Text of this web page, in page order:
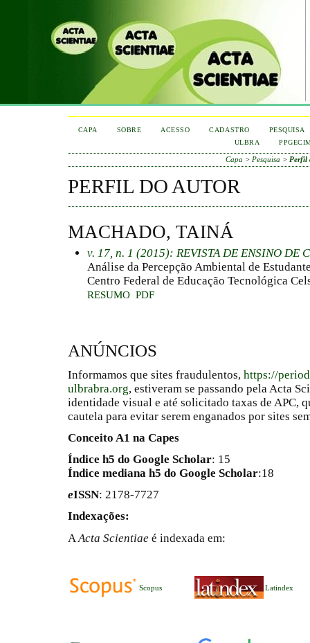
CAPA SOBRE ACESSO CADASTRO
PESQUISA
ULBRA
Capa > Pesquisa > Perfil
PERFIL DO AUTOR
MACHADO, TAINÁ
v. 17, n. 1 (2015): REVISTA DE ENSINO DE
Análise da Percepção Ambiental de
Centro Federal de Educação Tecnológica
RESUMO PDF
ANÚNCIOS
Informamos que sites fraudulentos, https://
ulbrabra.org, estiveram se passando pela Acta
identidade visual e até solicitado taxas de APC,
cautela para evitar serem enganados por sites
Conceito A1 na Capes
Índice h5 do Google Scholar: 15
Índice mediana h5 do Google Scholar:18
eISSN: 2178-7727
Indexações:
A Acta Scientiae é indexada em:
Scopus Latindex